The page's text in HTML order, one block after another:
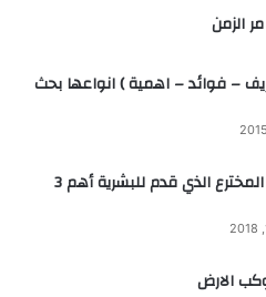
الزمن
– فوائد – اهمية ) انواعها بحث
نيكولا تسلا المخترع الذي قدم للبشرية أهم 3
الارض